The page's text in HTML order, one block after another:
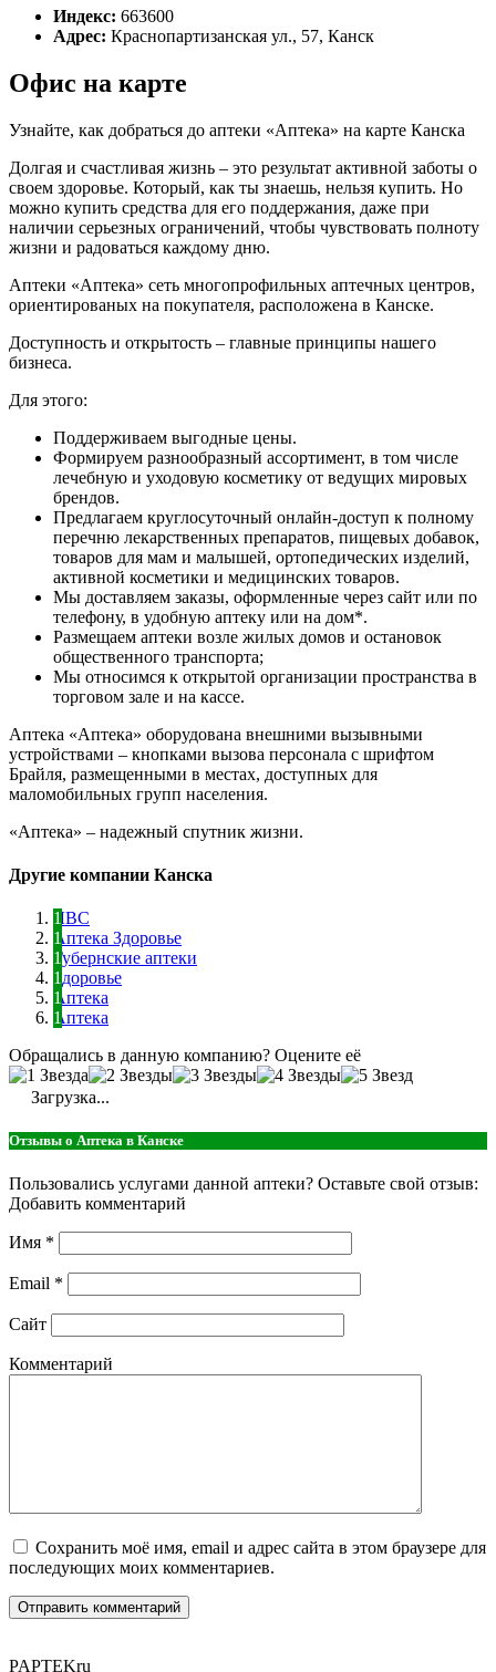
Индекс: 663600
Адрес: Краснопартизанская ул., 57, Канск
Офис на карте
Узнайте, как добраться до аптеки «Аптека» на карте Канска
Долгая и счастливая жизнь – это результат активной заботы о
своем здоровье. Который, как ты знаешь, нельзя купить. Но
можно купить средства для его поддержания, даже при
наличии серьезных ограничений, чтобы чувствовать полноту
жизни и радоваться каждому дню.
Аптеки «Аптека» сеть многопрофильных аптечных центров,
ориентированых на покупателя, расположена в Канске.
Доступность и открытость – главные принципы нашего
бизнеса.
Для этого:
Поддерживаем выгодные цены.
Формируем разнообразный ассортимент, в том числе
лечебную и уходовую косметику от ведущих мировых
брендов.
Предлагаем круглосуточный онлайн-доступ к полному
перечню лекарственных препаратов, пищевых добавок,
товаров для мам и малышей, ортопедических изделий,
активной косметики и медицинских товаров.
Мы доставляем заказы, оформленные через сайт или по
телефону, в удобную аптеку или на дом*.
Размещаем аптеки возле жилых домов и остановок
общественного транспорта;
Мы относимся к открытой организации пространства в
торговом зале и на кассе.
Аптека «Аптека» оборудована внешними вызывными
устройствами – кнопками вызова персонала с шрифтом
Брайля, размещенными в местах, доступных для
маломобильных групп населения.
«Аптека» – надежный спутник жизни.
Другие компании Канска
ЛВС
Аптека Здоровье
Губернские аптеки
Здоровье
Аптека
Аптека
Обращались в данную компанию? Оцените её
Загрузка...
Отзывы о Аптека в Канске
Пользовались услугами данной аптеки? Оставьте свой отзыв:
Добавить комментарий
Имя *
Email *
Сайт
Комментарий
Сохранить моё имя, email и адрес сайта в этом браузере для
последующих моих комментариев.
PAPTEKru